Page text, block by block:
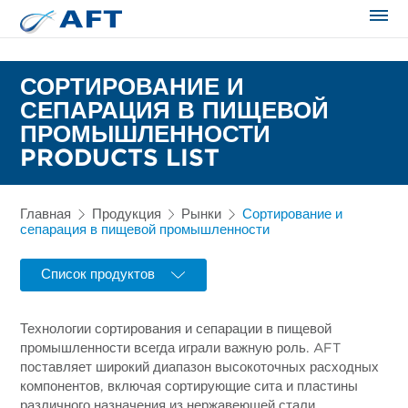
СОРТИРОВАНИЕ И
СЕПАРАЦИЯ В ПИЩЕВОЙ
ПРОМЫШЛЕННОСТИ
PRODUCTS LIST
Главная Продукция Рынки
Сортирование и
сепарация в пищевой промышленности
Список продуктов
Технологии сортирования и сепарации в пищевой
промышленности всегда играли важную роль. AFT
поставляет широкий диапазон высокоточных расходных
компонентов, включая сортирующие сита и пластины